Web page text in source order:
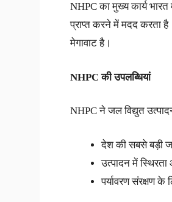
NHPC का मुख्य कार्य
प्राप्त करने में मदद करता
मेगावाट है।
NHPCकी उपलब्धियां
NHPC ने जल विद्युत
देश की सबसे बड़ी जल
उत्पादन में स्थिरता
पर्यावरण संरक्षण के